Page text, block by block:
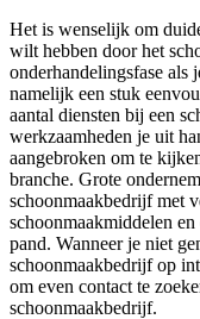
Het is wenselijk om
wilt hebben door het
onderhandelingsfase als
namelijk een stuk
aantal diensten bij een
werkzaamheden je uit
aangebroken om te
branche. Grote
schoonmaakbedrijf met
schoonmaakmiddelen
pand. Wanneer je niet
schoonmaakbedrijf op
om even contact te
schoonmaakbedrijf.